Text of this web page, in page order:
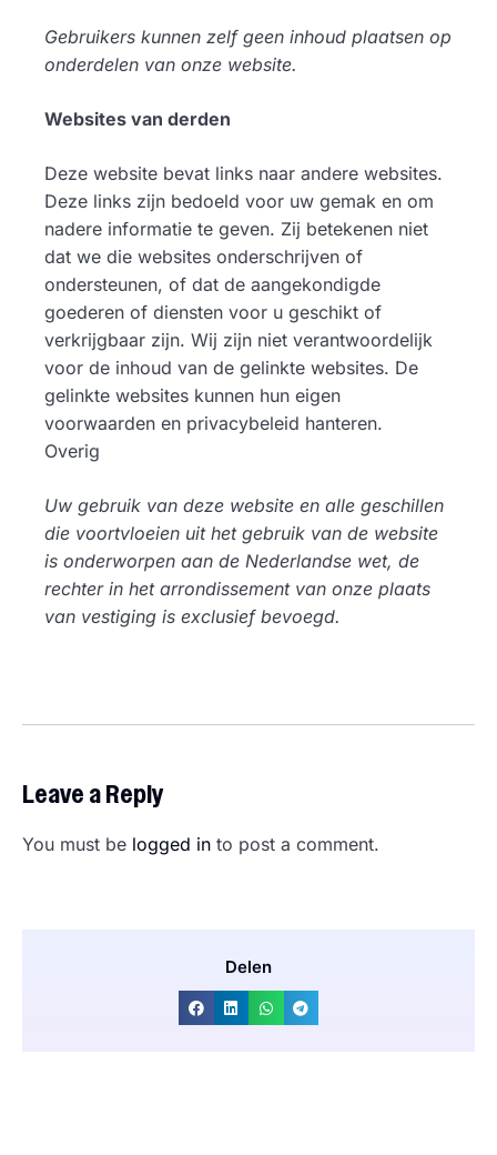
Gebruikers kunnen zelf geen inhoud plaatsen op
onderdelen van onze website.
Websites van derden
Deze website bevat links naar andere websites.
Deze links zijn bedoeld voor uw gemak en om
nadere informatie te geven. Zij betekenen niet
dat we die websites onderschrijven of
ondersteunen, of dat de aangekondigde
goederen of diensten voor u geschikt of
verkrijgbaar zijn. Wij zijn niet verantwoordelijk
voor de inhoud van de gelinkte websites. De
gelinkte websites kunnen hun eigen
voorwaarden en privacybeleid hanteren.
Overig
Uw gebruik van deze website en alle geschillen
die voortvloeien uit het gebruik van de website
is onderworpen aan de Nederlandse wet, de
rechter in het arrondissement van onze plaats
van vestiging is exclusief bevoegd.
Leave a Reply
You must be logged in to post a comment.
Delen